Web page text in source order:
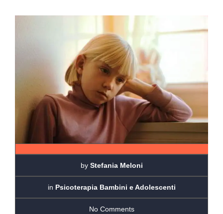
by Stefania Meloni
in Psicoterapia Bambini e Adolescenti
No Comments